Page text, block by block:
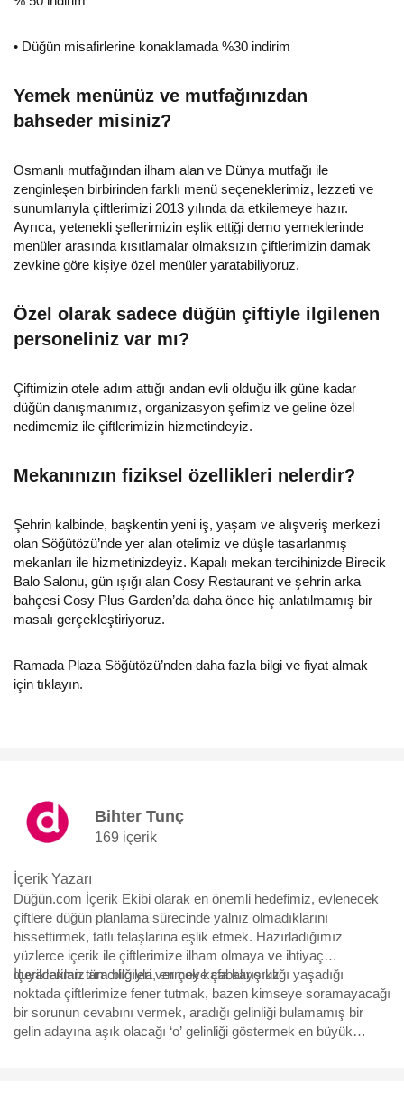
• Düğün misafirlerine konaklamada %30 indirim
Yemek menünüz ve mutfağınızdan
bahseder misiniz?
Osmanlı mutfağından ilham alan ve Dünya mutfağı ile
zenginleşen birbirinden farklı menü seçeneklerimiz, lezzeti ve
sunumlarıyla çiftlerimizi 2013 yılında da etkilemeye hazır.
Ayrıca, yetenekli şeflerimizin eşlik ettiği demo yemeklerinde
menüler arasında kısıtlamalar olmaksızın çiftlerimizin damak
zevkine göre kişiye özel menüler yaratabiliyoruz.
Özel olarak sadece düğün çiftiyle ilgilenen
personeliniz var mı?
Çiftimizin otele adım attığı andan evli olduğu ilk güne kadar
düğün danışmanımız, organizasyon şefimiz ve geline özel
nedimemiz ile çiftlerimizin hizmetindeyiz.
Mekanınızın fiziksel özellikleri nelerdir?
Şehrin kalbinde, başkentin yeni iş, yaşam ve alışveriş merkezi
olan Söğütözü’nde yer alan otelimiz ve düşle tasarlanmış
mekanları ile hizmetinizdeyiz. Kapalı mekan tercihinizde Birecik
Balo Salonu, gün ışığı alan Cosy Restaurant ve şehrin arka
bahçesi Cosy Plus Garden’da daha önce hiç anlatılmamış bir
masalı gerçekleştiriyoruz.
Ramada Plaza Söğütözü’nden daha fazla bilgi ve fiyat almak
için tıklayın.
Bihter Tunç
169 içerik
İçerik Yazarı
Düğün.com İçerik Ekibi olarak en önemli hedefimiz, evlenecek
çiftlere düğün planlama sürecinde yalnız olmadıklarını
hissettirmek, tatlı telaşlarına eşlik etmek. Hazırladığımız
yüzlerce içerik ile çiftlerimize ilham olmaya ve ihtiyaç
duyacakları tüm bilgileri vermeye çabalıyoruz.
İçeriklerimiz aracılığıyla, en çok kafa karışıklığı yaşadığı
noktada çiftlerimize fener tutmak, bazen kimseye soramayacağı
bir sorunun cevabını vermek, aradığı gelinliği bulamamış bir
gelin adayına aşık olacağı ‘o’ gelinliği göstermek en büyük